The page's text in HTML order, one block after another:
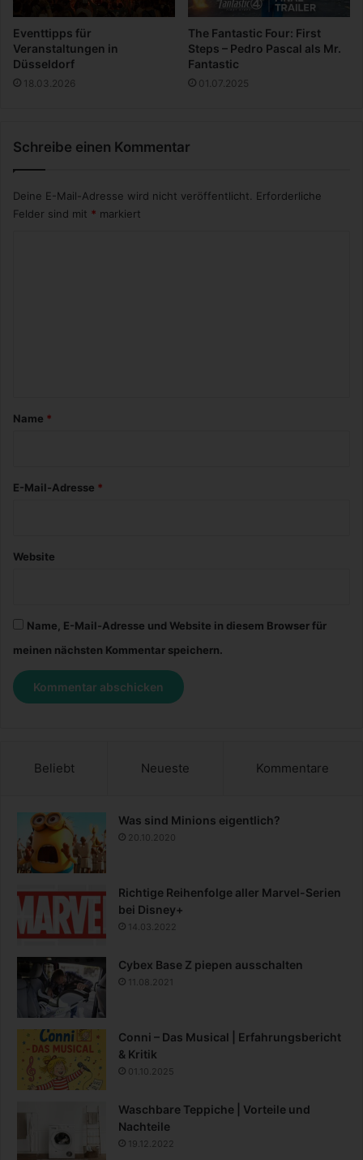
c
e
l
l
Eventtipps für
Veranstaltungen in
Düsseldorf
18.03.2026
The Fantastic Four: First
Steps – Pedro Pascal als Mr.
Fantastic
01.07.2025
Schreibe einen Kommentar
Deine E-Mail-Adresse wird nicht veröffentlicht. Erforderliche
Felder sind mit * markiert
a
Name *
E-Mail-Adresse *
Website
Name, E-Mail-Adresse und Website in diesem Browser für
meinen nächsten Kommentar speichern.
Beliebt Neueste Kommentare
Was sind Minions eigentlich?
20.10.2020
Richtige Reihenfolge aller Marvel-Serien
bei Disney+
14.03.2022
Cybex Base Z piepen ausschalten
11.08.2021
Conni – Das Musical | Erfahrungsbericht
& Kritik
01.10.2025
Waschbare Teppiche | Vorteile und
Nachteile
19.12.2022